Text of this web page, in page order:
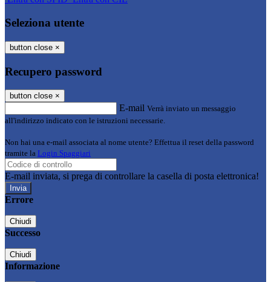
Seleziona utente
button close ×
Recupero password
button close ×
E-mail Verrà inviato un messaggio
all'indirizzo indicato con le istruzioni necessarie.
Non hai una e-mail associata al nome utente? Effettua il reset della password
tramite la Login Spaggiari
E-mail inviata, si prega di controllare la casella di posta elettronica!
Errore
Chiudi
Successo
Chiudi
Informazione